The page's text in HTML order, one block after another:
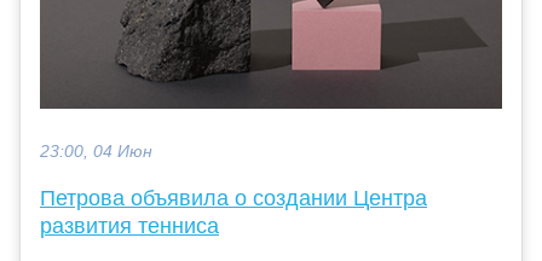
23:00, 04 Июн
Петрова объявила о создании Центра
развития тенниса